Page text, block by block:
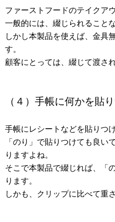
ファーストフードのテイクア
一般的には、綴じられること
しかし本製品を使えば、金具
す。
顧客にとっては、綴じて渡さ
（４）手帳に何かを貼
手帳にレシートなどを貼りつ
「のり」で貼りつけても良い
りますよね。
そこで本製品で綴じれば、「
ります。
しかも、クリップに比べて重